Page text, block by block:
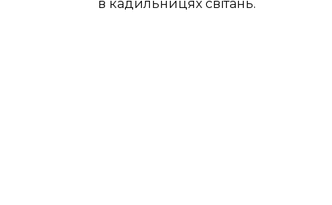
в кадильницях світань.